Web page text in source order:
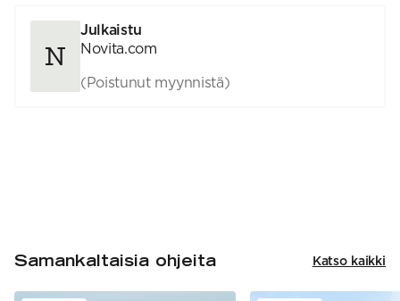
Julkaistu
Novita.com
(Poistunut myynnistä)
Samankaltaisia ohjeita Katso kaikki